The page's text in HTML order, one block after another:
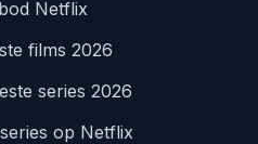
Netflix
films 2026
series 2026
op Netflix